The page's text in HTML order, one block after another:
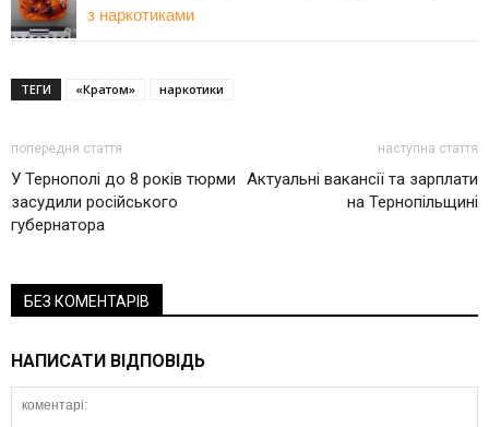
з наркотиками
ТЕГИ «Кратом» наркотики
попередня стаття
У Тернополі до 8 років тюрми
засудили російського
губернатора
наступна стаття
Актуальні вакансії та зарплати
на Тернопільщині
БЕЗ КОМЕНТАРІВ
НАПИСАТИ ВІДПОВІДЬ